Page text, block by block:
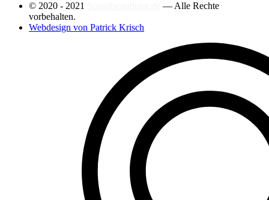
© 2020 - 2021
— Alle Rechte
vorbehalten.
Webdesign von Patrick Krisch